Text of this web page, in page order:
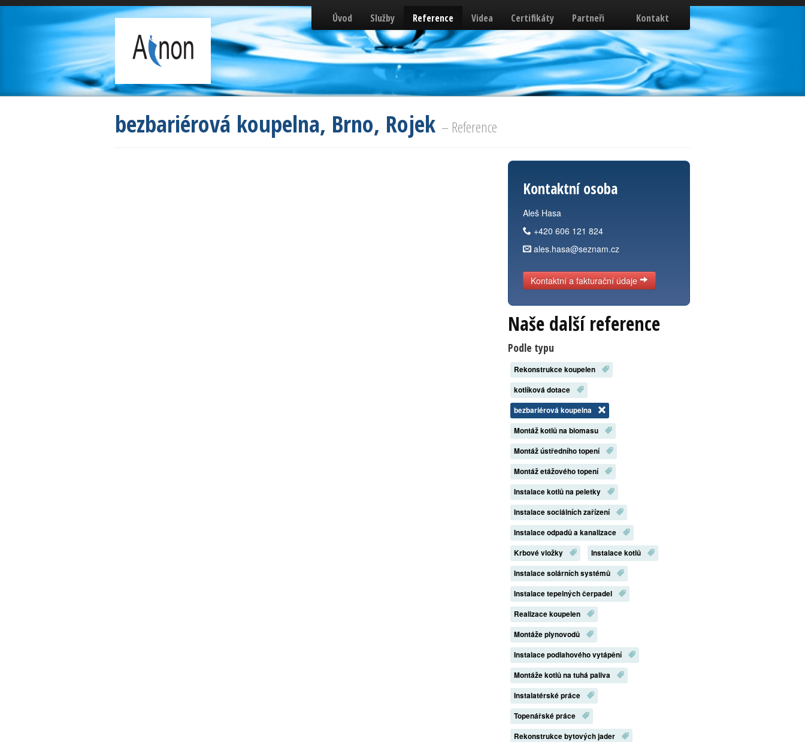
Úvod Služby Reference Videa Certifikáty Partneři Kontakt
bezbariérová koupelna, Brno, Rojek – Reference
Kontaktní osoba
Aleš Hasa
+420 606 121 824
ales.hasa@seznam.cz
Kontaktní a fakturační údaje
Naše další reference
Podle typu
Rekonstrukce koupelen
kotlíková dotace
bezbariérová koupelna
Montáž kotlů na biomasu
Montáž ústředního topení
Montáž etážového topení
Instalace kotlů na peletky
Instalace sociálních zařízení
Instalace odpadů a kanalizace
Krbové vložky
Instalace kotlů
Instalace solárních systémů
Instalace tepelných čerpadel
Realizace koupelen
Montáže plynovodů
Instalace podlahového vytápění
Montáže kotlů na tuhá paliva
Instalatérské práce
Topenářské práce
Rekonstrukce bytových jader